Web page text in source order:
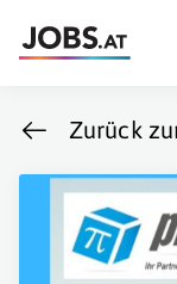
Zurück